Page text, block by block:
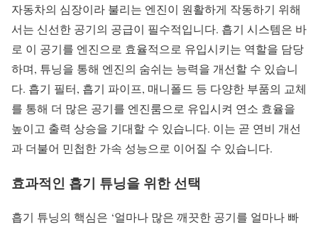
자동차의 심장이라 불리는 엔진이 원활하게 작동하기 위해
서는 신선한 공기의 공급이 필수적입니다. 흡기 시스템은 바
로 이 공기를 엔진으로 효율적으로 유입시키는 역할을 담당
하며, 튜닝을 통해 엔진의 숨쉬는 능력을 개선할 수 있습니
다. 흡기 필터, 흡기 파이프, 매니폴드 등 다양한 부품의 교체
를 통해 더 많은 공기를 엔진룸으로 유입시켜 연소 효율을
높이고 출력 상승을 기대할 수 있습니다. 이는 곧 연비 개선
과 더불어 민첩한 가속 성능으로 이어질 수 있습니다.
효과적인 흡기 튜닝을 위한 선택
흡기 튜닝의 핵심은 ‘얼마나 많은 깨끗한 공기를 얼마나 빠